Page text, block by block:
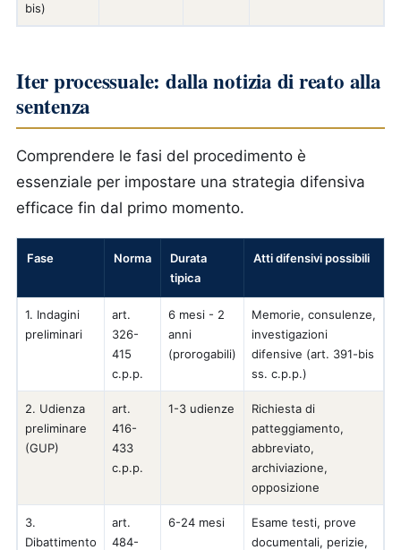
bis)
Iter processuale: dalla notizia di reato alla
sentenza
Comprendere le fasi del procedimento è
essenziale per impostare una strategia difensiva
efficace fin dal primo momento.
Fase Norma
Durata
tipica
Atti difensivi possibili
1. Indagini
preliminari
art.
326-
415
c.p.p.
6 mesi - 2
anni
(prorogabili)
Memorie, consulenze,
investigazioni
difensive (art. 391-bis
ss. c.p.p.)
2. Udienza
preliminare
(GUP)
art.
416-
433
c.p.p.
1-3 udienze
Richiesta di
patteggiamento,
abbreviato,
archiviazione,
opposizione
3.
Dibattimento
art.
484-
6-24 mesi
Esame testi, prove
documentali, perizie,